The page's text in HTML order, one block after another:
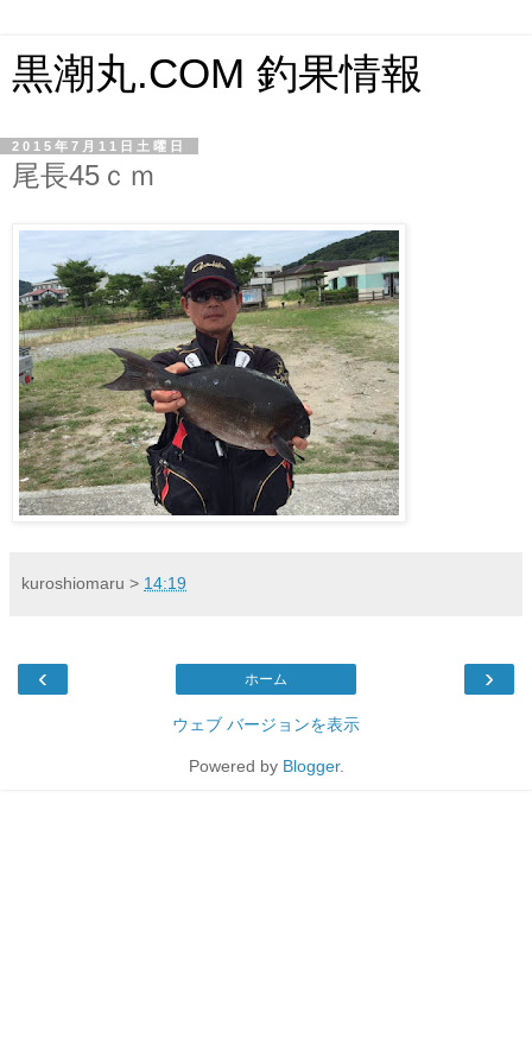
黒潮丸.COM 釣果情報
2015年7月11日土曜日
尾長45ｃｍ
kuroshiomaru > 14:19
‹ ›
ホーム
ウェブ バージョンを表示
Powered by Blogger.